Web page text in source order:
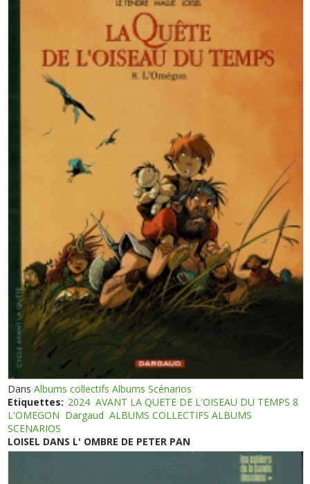
DansAlbums collectifs Albums Scénarios
Etiquettes: 2024 AVANT LA QUETE DE L'OISEAU DU TEMPS 8
L'OMEGON Dargaud ALBUMS COLLECTIFS ALBUMS
SCENARIOS
LOISEL DANS L' OMBRE DE PETER PAN